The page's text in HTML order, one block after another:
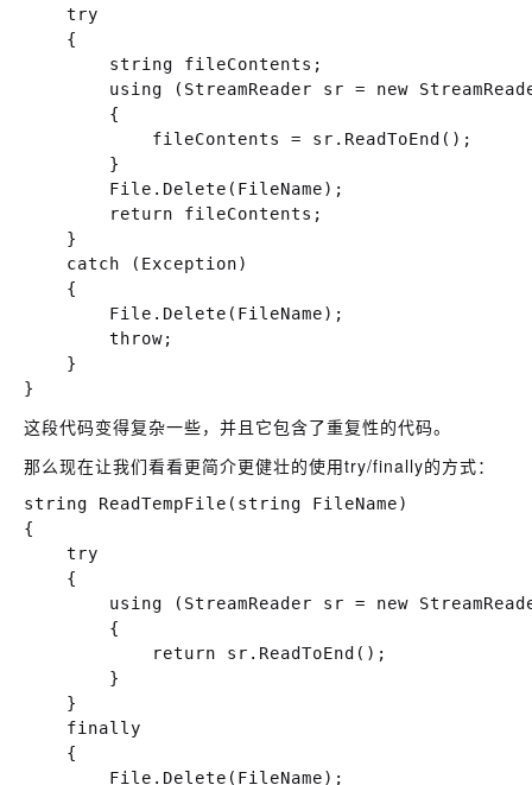
    try
    {
        string fileContents;
using (StreamReader sr = new
        {
            fileContents = sr.ReadToEnd();
        }
        File.Delete(FileName);
        return fileContents;
    }
    catch (Exception)
    {
        File.Delete(FileName);
        throw;
    }
这段代码变得复杂一些，并且它包含了重复性的代码。
那么现在让我们看看更简介更健壮的使用try/finally的方式：
string ReadTempFile(string FileName)
{
    try
    {
using (StreamReader sr = new
        {
            return sr.ReadToEnd();
        }
    }
    finally
    {
        File.Delete(FileName);